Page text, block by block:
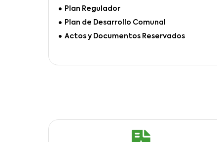
Plan Regulador
Plan de Desarrollo Comunal
Actos y Documentos Reservados